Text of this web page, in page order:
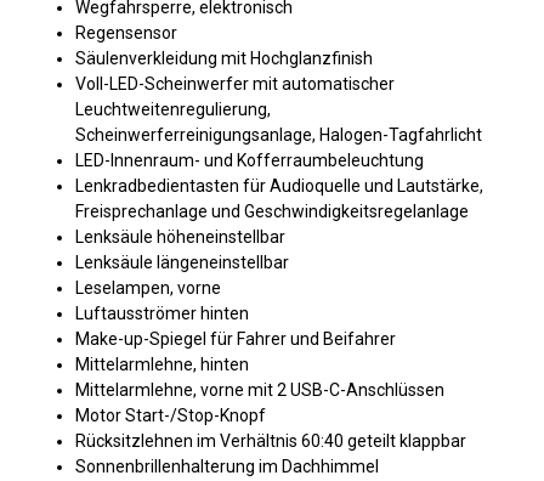
Wegfahrsperre, elektronisch
Regensensor
Säulenverkleidung mit Hochglanzfinish
Voll-LED-Scheinwerfer mit automatischer
Leuchtweitenregulierung,
Scheinwerferreinigungsanlage, Halogen-Tagfahrlicht
LED-Innenraum- und Kofferraumbeleuchtung
Lenkradbedientasten für Audioquelle und Lautstärke,
Freisprechanlage und Geschwindigkeitsregelanlage
Lenksäule höheneinstellbar
Lenksäule längeneinstellbar
Leselampen, vorne
Luftausströmer hinten
Make-up-Spiegel für Fahrer und Beifahrer
Mittelarmlehne, hinten
Mittelarmlehne, vorne mit 2 USB-C-Anschlüssen
Motor Start-/Stop-Knopf
Rücksitzlehnen im Verhältnis 60:40 geteilt klappbar
Sonnenbrillenhalterung im Dachhimmel